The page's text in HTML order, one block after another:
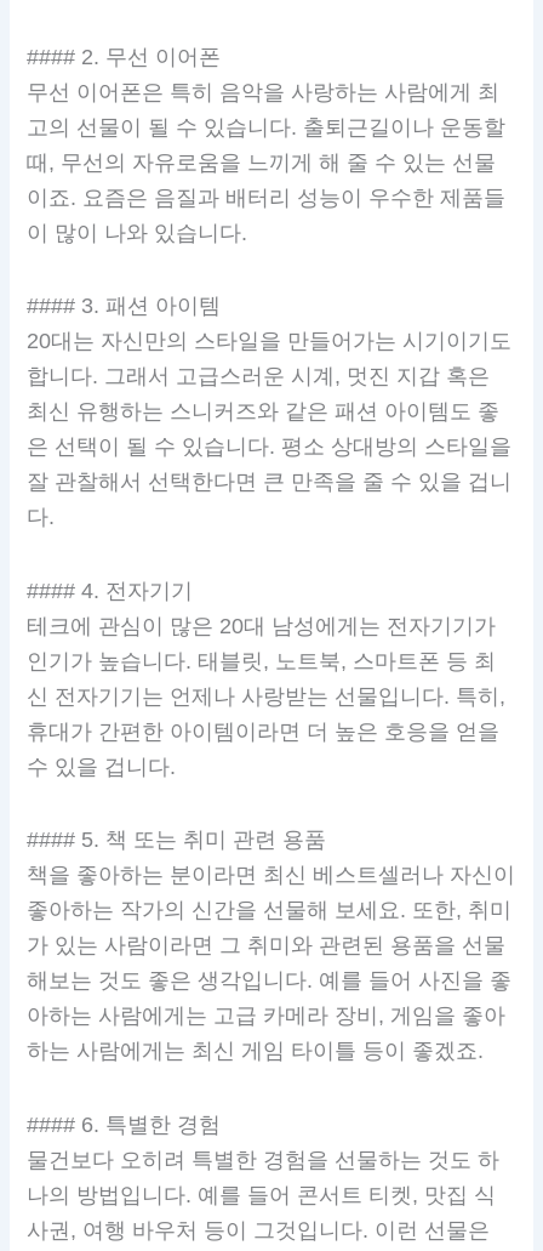
#### 2. 무선 이어폰
무선 이어폰은 특히 음악을 사랑하는 사람에게 최
고의 선물이 될 수 있습니다. 출퇴근길이나 운동할
때, 무선의 자유로움을 느끼게 해 줄 수 있는 선물
이죠. 요즘은 음질과 배터리 성능이 우수한 제품들
이 많이 나와 있습니다.
#### 3. 패션 아이템
20대는 자신만의 스타일을 만들어가는 시기이기도
합니다. 그래서 고급스러운 시계, 멋진 지갑 혹은
최신 유행하는 스니커즈와 같은 패션 아이템도 좋
은 선택이 될 수 있습니다. 평소 상대방의 스타일을
잘 관찰해서 선택한다면 큰 만족을 줄 수 있을 겁니
다.
#### 4. 전자기기
테크에 관심이 많은 20대 남성에게는 전자기기가
인기가 높습니다. 태블릿, 노트북, 스마트폰 등 최
신 전자기기는 언제나 사랑받는 선물입니다. 특히,
휴대가 간편한 아이템이라면 더 높은 호응을 얻을
수 있을 겁니다.
#### 5. 책 또는 취미 관련 용품
책을 좋아하는 분이라면 최신 베스트셀러나 자신이
좋아하는 작가의 신간을 선물해 보세요. 또한, 취미
가 있는 사람이라면 그 취미와 관련된 용품을 선물
해보는 것도 좋은 생각입니다. 예를 들어 사진을 좋
아하는 사람에게는 고급 카메라 장비, 게임을 좋아
하는 사람에게는 최신 게임 타이틀 등이 좋겠죠.
#### 6. 특별한 경험
물건보다 오히려 특별한 경험을 선물하는 것도 하
나의 방법입니다. 예를 들어 콘서트 티켓, 맛집 식
사권, 여행 바우처 등이 그것입니다. 이런 선물은